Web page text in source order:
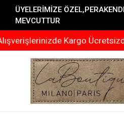
ÜYELERİMİZE
MEVCUTTUR
Kargo Ücretsizdir